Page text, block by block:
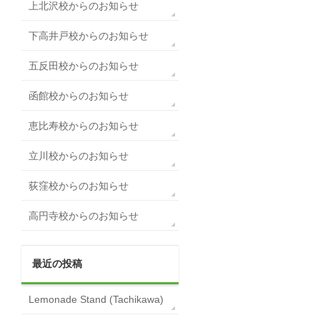
上北沢校からのお知らせ
下高井戸校からのお知らせ
五反田校からのお知らせ
函館校からのお知らせ
恵比寿校からのお知らせ
立川校からのお知らせ
荻窪校からのお知らせ
高円寺校からのお知らせ
最近の投稿
Lemonade Stand (Tachikawa)